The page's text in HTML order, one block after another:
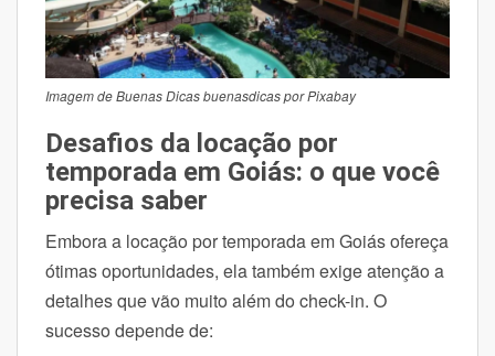
Imagem de Buenas Dicas buenasdicas por Pixabay
Desafios da locação por
temporada em Goiás: o que você
precisa saber
Embora a locação por temporada em Goiás ofereça
ótimas oportunidades, ela também exige atenção a
detalhes que vão muito além do check-in. O
sucesso depende de: